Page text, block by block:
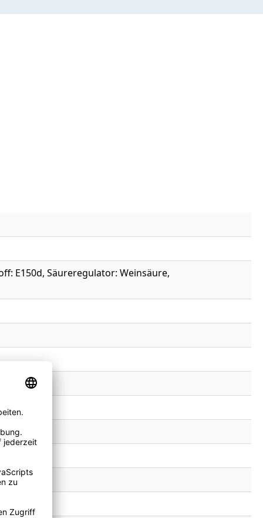
E150d, Säureregulator: Weinsäure,